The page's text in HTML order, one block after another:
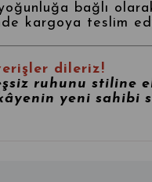
bağlı
kargoya teslim
dileriz!
ruhunu stiline
yeni sahibi